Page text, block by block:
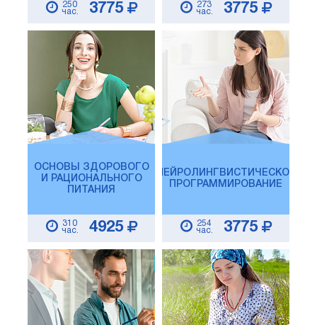
250
час.
3775
273
час.
3775
ОСНОВЫ ЗДОРОВОГО
И РАЦИОНАЛЬНОГО
ПИТАНИЯ
310
час.
4925
НЕЙРОЛИНГВИСТИЧЕСКОЕ
ПРОГРАММИРОВАНИЕ
254
час.
3775